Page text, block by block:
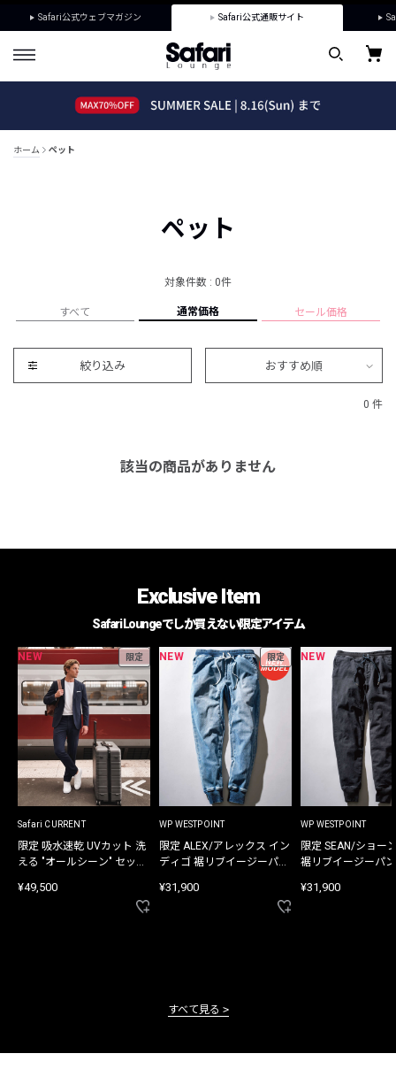
Safari公式ウェブマガジン Safari公式通販サイト
ホーム ペット
ペット
対象件数 : 0件
すべて 通常価格 セール価格
絞り込み おすすめ順
0 件
該当の商品がありません
Exclusive Item
Safari Loungeでしか買えない限定アイテム
NEW 限定
Safari CURRENT
限定 吸水速乾 UVカット 洗
える "オールシーン" セット
¥49,500
NEW 限定
WP WESTPOINT
限定 ALEX/アレックス イン
ディゴ 裾リブイージーパン
¥31,900
NEW
WP WESTPOINT
限定 SEAN/ショー
裾リブイージーパ
¥31,900
すべて見る